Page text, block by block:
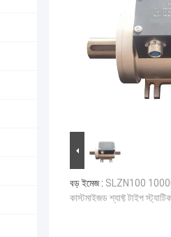
বড় ইমেজ : SLZN100
কাস্টমাইজড শ্যাফ্ট টাইপ